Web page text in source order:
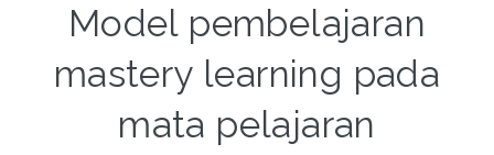
Model pembelajaran
mastery learning pada
mata pelajaran